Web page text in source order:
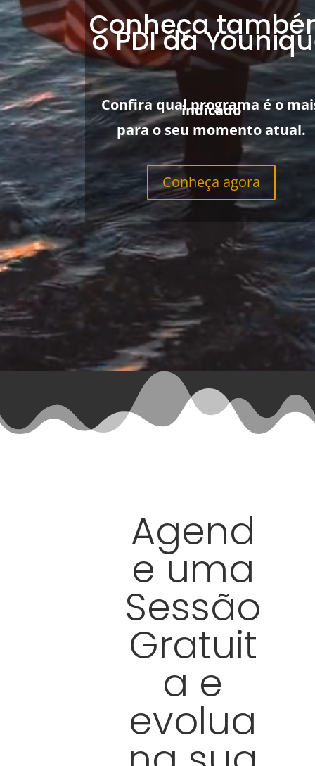
Conheça
o PDI da
Confira qual programa é o
indicado
para o seu momento atual.
Conheça agora
Agend
e uma
Sessão
Gratuit
a e
evolua